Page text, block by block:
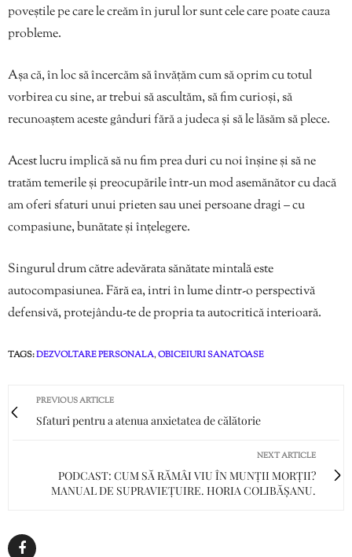
poveștile pe care le creăm în jurul lor sunt cele care poate cauza
probleme.
Așa că, în loc să încercăm să învățăm cum să oprim cu totul
vorbirea cu sine, ar trebui să ascultăm, să fim curioși, să
recunoaștem aceste gânduri fără a judeca și să le lăsăm să plece.
Acest lucru implică să nu fim prea duri cu noi înșine și să ne
tratăm temerile și preocupările într-un mod asemănător cu dacă
am oferi sfaturi unui prieten sau unei persoane dragi – cu
compasiune, bunătate și înțelegere.
Singurul drum către adevărata sănătate mintală este
autocompasiunea. Fără ea, intri în lume dintr-o perspectivă
defensivă, protejându-te de propria ta autocritică interioară.
TAGS:DEZVOLTARE PERSONALA,OBICEIURI SANATOASE
PREVIOUS ARTICLE
Sfaturi pentru a atenua anxietatea de călătorie
NEXT ARTICLE
PODCAST: CUM SĂ RĂMÂI VIU ÎN MUNȚII MORȚII?
MANUAL DE SUPRAVIEȚUIRE. HORIA COLIBĂȘANU.